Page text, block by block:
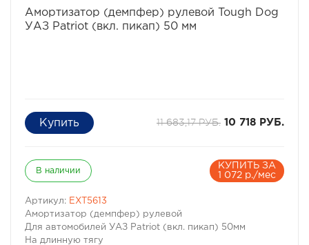
Амортизатор (демпфер) рулевой Tough Dog
УАЗ Patriot (вкл. пикап) 50 мм
11 683,17 РУБ. 10 718 РУБ.
В наличии
КУПИТЬ ЗА
1 072 р./мес
Артикул: EXT5613
Амортизатор (демпфер) рулевой
Для автомобилей УАЗ Patriot (вкл. пикап) 50мм
На длинную тягу